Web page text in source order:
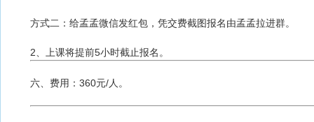
方式二：给孟孟微信发红包，凭交费截图报名由孟孟拉进群。
2、上课将提前5小时截止报名。
六、费用：360元/人。